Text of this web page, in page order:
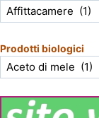
Prodotti biologici